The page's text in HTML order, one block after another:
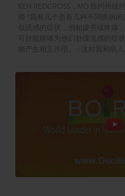
KEN REDCROSS，MD 纽约州
师 ”我有几个患有几种不同疾病
似流感的症状，例如疲劳或疼痛
可舒能能够为他们舒缓流感的症
物产生相互作用。 - 这对我和病人